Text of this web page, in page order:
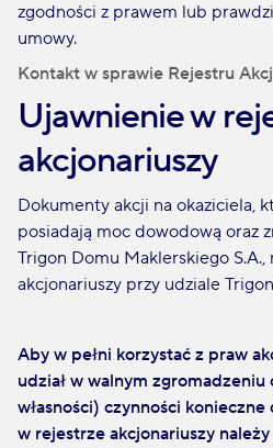
zgodności z prawem lub
umowy.
Kontakt w sprawie Rejestru
Ujawnienie w
akcjonariuszy
Dokumenty akcji na okaziciela,
posiadają moc dowodową oraz
Trigon Domu Maklerskiego
akcjonariuszy przy udziale
Aby w pełni korzystać z praw
udział w walnym
własności) czynności
w rejestrze akcjonariuszy